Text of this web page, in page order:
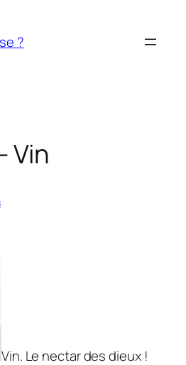
?
Vin
Vin. Le nectar des dieux !